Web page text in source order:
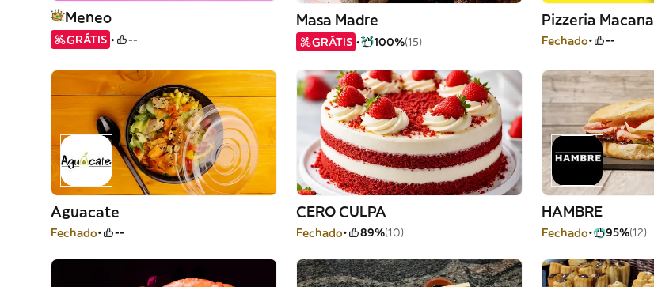
Meneo
GRÁTIS --
Masa Madre
GRÁTIS 100%(15)
Pizzeria Macana
Fechado --
Aguacate
Fechado --
CERO CULPA
Fechado 89%(10)
HAMBRE
Fechado 95%(12)